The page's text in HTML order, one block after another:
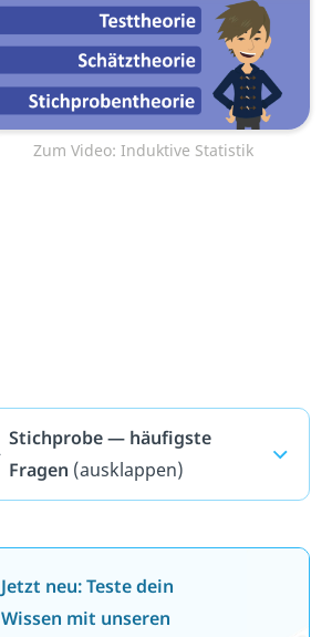
Zum Video: Induktive Statistik
Stichprobe — häufigste
Fragen (ausklappen)
Jetzt neu: Teste dein
Wissen mit unseren